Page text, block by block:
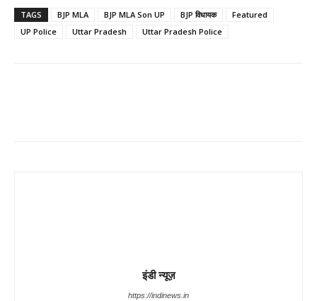
TAGS BJP MLA BJP MLA Son UP BJP विधायक
Featured
UP Police
Uttar Pradesh Uttar Pradesh Police
इंडी न्यूज़
https://indinews.in